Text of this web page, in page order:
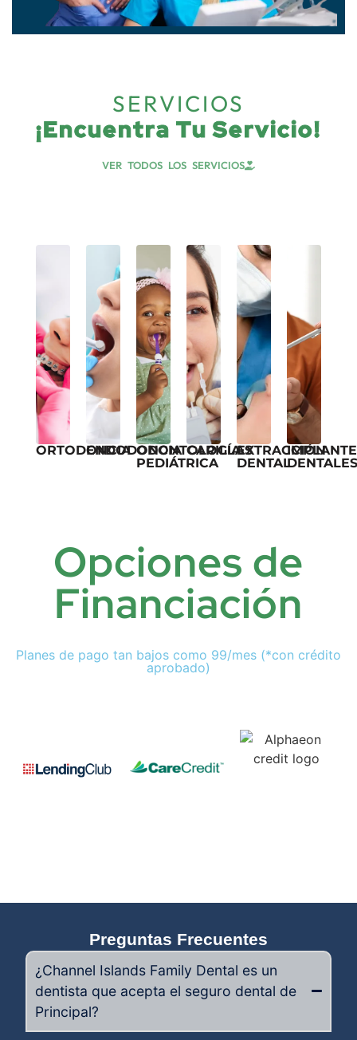
SERVICIOS
¡Encuentra Tu Servicio!
VER TODOS LOS SERVICIOS
ORTODONCIAENDODONCIAODONTOLOGÍA
PEDIÁTRICA
CARILLASEXTRACCIÓN
DENTALDENTALES
Opciones de
Financiación
Planes de pago tan bajos como 99/mes (*con crédito
aprobado)
Preguntas Frecuentes
¿Channel Islands Family Dental es un
dentista que acepta el seguro dental de
Principal?